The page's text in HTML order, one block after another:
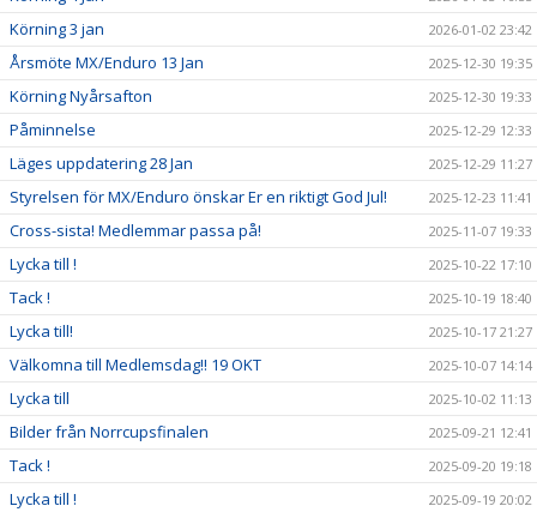
Körning 3 jan 2026-01-02 23:42
Årsmöte MX/Enduro 13 Jan 2025-12-30 19:35
Körning Nyårsafton 2025-12-30 19:33
Påminnelse 2025-12-29 12:33
Läges uppdatering 28 Jan 2025-12-29 11:27
Styrelsen för MX/Enduro önskar Er en riktigt God Jul! 2025-12-23 11:41
Cross-sista! Medlemmar passa på! 2025-11-07 19:33
Lycka till ! 2025-10-22 17:10
Tack ! 2025-10-19 18:40
Lycka till! 2025-10-17 21:27
Välkomna till Medlemsdag!! 19 OKT 2025-10-07 14:14
Lycka till 2025-10-02 11:13
Bilder från Norrcupsfinalen 2025-09-21 12:41
Tack ! 2025-09-20 19:18
Lycka till ! 2025-09-19 20:02